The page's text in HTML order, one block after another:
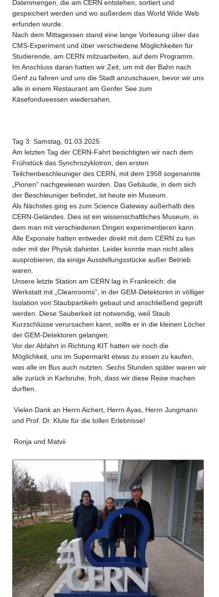
Datenmengen, die am CERN entstehen, sortiert und
gespeichert werden und wo außerdem das World Wide Web
erfunden wurde.
Nach dem Mittagessen stand eine lange Vorlesung über das
CMS-Experiment und über verschiedene Möglichkeiten für
Studierende, am CERN mitzuarbeiten, auf dem Programm.
Im Anschluss daran hatten wir Zeit, um mit der Bahn nach
Genf zu fahren und uns die Stadt anzuschauen, bevor wir uns
alle in einem Restaurant am Genfer See zum
Käsefondueessen wiedersahen.
Tag 3: Samstag, 01.03.2025
Am letzten Tag der CERN-Fahrt besichtigten wir nach dem
Frühstück das Synchrozyklotron, den ersten
Teilchenbeschleuniger des CERN, mit dem 1958 sogenannte
„Pionen“ nachgewiesen wurden. Das Gebäude, in dem sich
der Beschleuniger befindet, ist heute ein Museum.
Als Nächstes ging es zum Science Gateway außerhalb des
CERN-Geländes. Dies ist ein wissenschaftliches Museum, in
dem man mit verschiedenen Dingen experimentieren kann.
Alle Exponate hatten entweder direkt mit dem CERN zu tun
oder mit der Physik dahinter. Leider konnte man nicht alles
ausprobieren, da einige Ausstellungsstücke außer Betrieb
waren.
Unsere letzte Station am CERN lag in Frankreich: die
Werkstatt mit „Cleanrooms“, in der GEM-Detektoren in völliger
Isolation von Staubpartikeln gebaut und anschließend geprüft
werden. Diese Sauberkeit ist notwendig, weil Staub
Kurzschlüsse verursachen kann, sollte er in die kleinen Löcher
der GEM-Detektoren gelangen.
Vor der Abfahrt in Richtung KIT hatten wir noch die
Möglichkeit, uns im Supermarkt etwas zu essen zu kaufen,
was alle im Bus auch nutzten. Sechs Stunden später waren wir
alle zurück in Karlsruhe, froh, dass wir diese Reise machen
durften.
Vielen Dank an Herrn Aichert, Herrn Ayas, Herrn Jungmann
und Prof. Dr. Klute für die tollen Erlebnisse!
Ronja und Matvii